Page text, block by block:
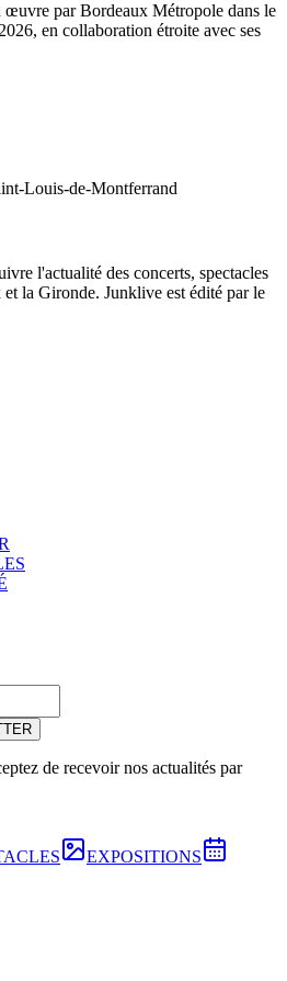
œuvre par Bordeaux Métropole dans le
en collaboration étroite avec ses
Louis-de-Montferrand
l'actualité des concerts, spectacles
la Gironde. Junklive est édité par le
de recevoir nos actualités par
EXPOSITIONS